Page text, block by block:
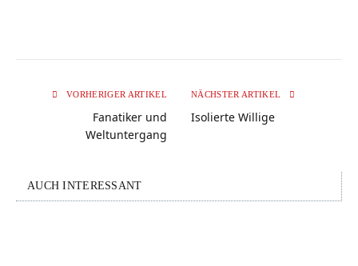
VORHERIGER ARTIKEL
Fanatiker und
Weltuntergang
NÄCHSTER ARTIKEL
Isolierte Willige
AUCH INTERESSANT